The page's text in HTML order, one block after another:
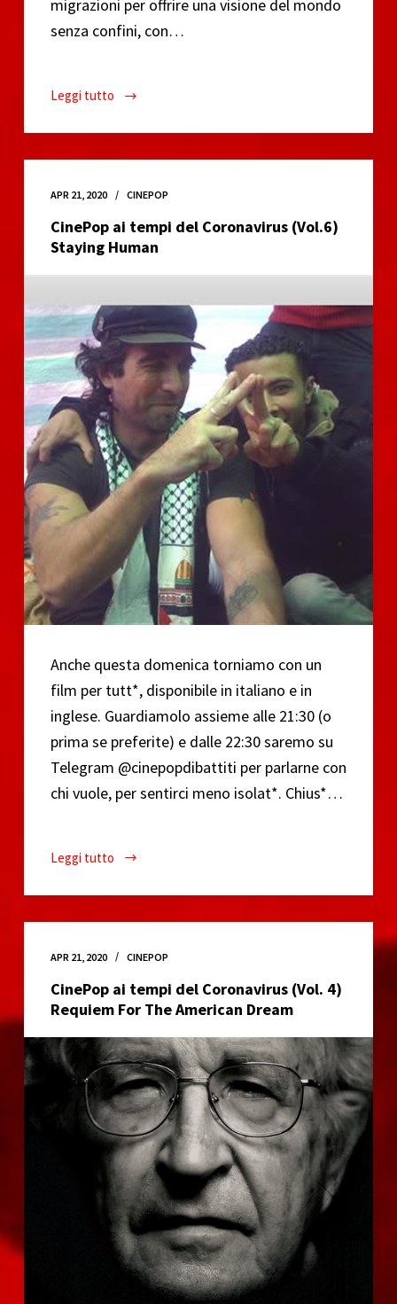
migrazioni per offrire una visione del mondo
senza confini, con…
Leggi tutto
CinePop
Coronavirus
Mothers
APR 21, 2020 CINEPOP
CinePop ai tempi del Coronavirus (Vol.6)
Staying Human
Anche questa domenica torniamo con un
film per tutt*, disponibile in italiano e in
inglese. Guardiamolo assieme alle 21:30 (o
prima se preferite) e dalle 22:30 saremo su
Telegram @cinepopdibattiti per parlarne con
chi vuole, per sentirci meno isolat*. Chius*…
Leggi tutto
CinePop
Coronavirus
Staying
Human
APR 21, 2020 CINEPOP
CinePop ai tempi del Coronavirus (Vol. 4)
Requiem For The American Dream